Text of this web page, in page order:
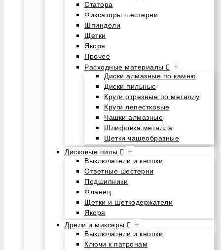
Статора
Фиксаторы шестерни
Шпиндели
Щетки
Якоря
Прочее
Расходные материалы
+
Диски алмазные по камню
Диски пильные
Круги отрезные по металлу
Круги лепестковые
Чашки алмазные
Шлифовка металла
Щетки чашеобразные
Дисковые пилы
+
Выключатели и кнопки
Ответные шестерни
Подшипники
Фланец
Щетки и щеткодержатели
Якоря
Дрели и миксеры
+
Выключатели и кнопки
Ключи к патронам